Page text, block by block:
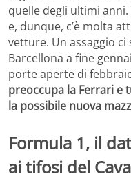
quelle degli ultimi
e, dunque, c’è molta
vetture. Un assaggio
Barcellona a fine
porte aperte di
preoccupa la Ferrari e
la possibile nuova
Formula 1, il
ai tifosi del